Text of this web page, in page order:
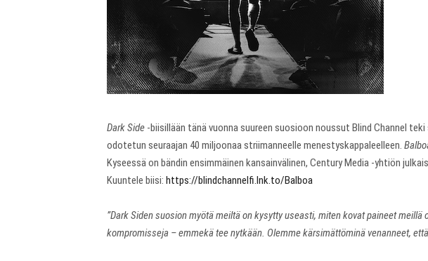
Dark Side -biisillään tänä vuonna suureen suosioon noussut Blind Channel
odotetun seuraajan 40 miljoonaa striimanneelle menestyskappaleelleen.
Kyseessä on bändin ensimmäinen kansainvälinen, Century Media -yhtiön
Kuuntele biisi: https://blindchannelfi.lnk.to/Balboa
”Dark Siden suosion myötä meiltä on kysytty useasti, miten kovat paineet
kompromisseja – emmekä tee nytkään. Olemme kärsimättöminä venanneet,